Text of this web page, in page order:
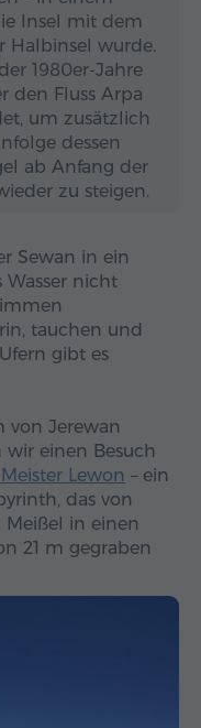
Insel mit dem
Halbinsel wurde.
1980er-Jahre
den Fluss Arpa
um zusätzlich
dessen
ab Anfang der
zu steigen.
Sewan in ein
Wasser nicht
tauchen und
gibt es
von Jerewan
einen Besuch
Lewon – ein
das von
in einen
21 m gegraben